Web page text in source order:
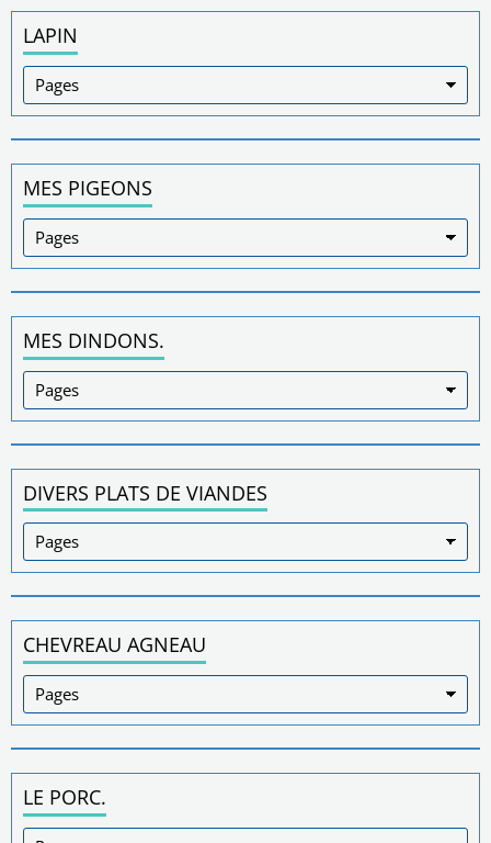
LAPIN
MES PIGEONS
MES DINDONS.
DIVERS PLATS DE VIANDES
CHEVREAU AGNEAU
LE PORC.